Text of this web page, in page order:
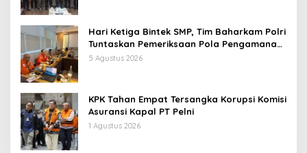
Hari Ketiga Bintek SMP, Tim Baharkam Polri
Tuntaskan Pemeriksaan Pola Pengamanan
Pertamina Patra Niaga Jabar
5 Agustus 2026
KPK Tahan Empat Tersangka Korupsi Komisi
Asuransi Kapal PT Pelni
1 Agustus 2026